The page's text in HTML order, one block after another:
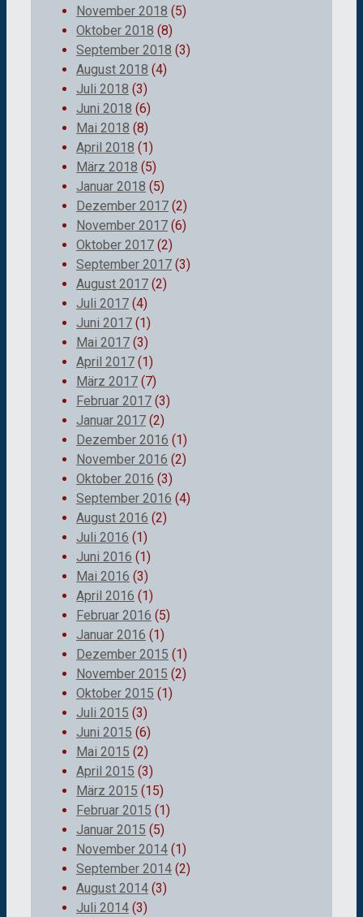
November 2018 (5)
Oktober 2018 (8)
September 2018 (3)
August 2018 (4)
Juli 2018 (3)
Juni 2018 (6)
Mai 2018 (8)
April 2018 (1)
März 2018 (5)
Januar 2018 (5)
Dezember 2017 (2)
November 2017 (6)
Oktober 2017 (2)
September 2017 (3)
August 2017 (2)
Juli 2017 (4)
Juni 2017 (1)
Mai 2017 (3)
April 2017 (1)
März 2017 (7)
Februar 2017 (3)
Januar 2017 (2)
Dezember 2016 (1)
November 2016 (2)
Oktober 2016 (3)
September 2016 (4)
August 2016 (2)
Juli 2016 (1)
Juni 2016 (1)
Mai 2016 (3)
April 2016 (1)
Februar 2016 (5)
Januar 2016 (1)
Dezember 2015 (1)
November 2015 (2)
Oktober 2015 (1)
Juli 2015 (3)
Juni 2015 (6)
Mai 2015 (2)
April 2015 (3)
März 2015 (15)
Februar 2015 (1)
Januar 2015 (5)
November 2014 (1)
September 2014 (2)
August 2014 (3)
Juli 2014 (3)